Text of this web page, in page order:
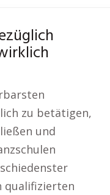
zu betätigen,
und
qualifizierten